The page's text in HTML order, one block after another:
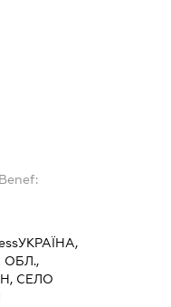
УКРАЇНА,
ОБЛ.,
СЕЛО